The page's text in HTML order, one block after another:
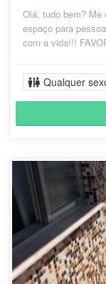
Olá, tudo bem? Me
espaço para
com a vida!!!
Qualquer